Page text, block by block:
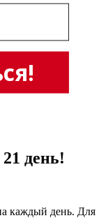
день!
каждый день. Для